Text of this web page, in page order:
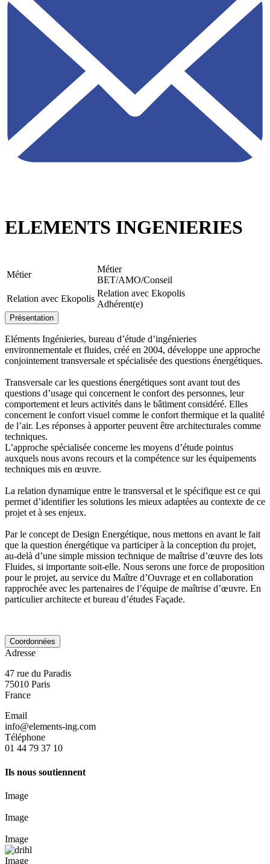
ELEMENTS INGENIERIES
Métier
Métier
BET/AMO/Conseil
Relation avec Ekopolis
Relation avec Ekopolis
Adhérent(e)
Présentation
Eléments Ingénieries, bureau d’étude d’ingénieries
environnementale et fluides, créé en 2004, développe une approche
conjointement transversale et spécialisée des questions énergétiques.
Transversale car les questions énergétiques sont avant tout des
questions d’usage qui concernent le confort des personnes, leur
comportement et leurs activités dans le bâtiment considéré. Elles
concernent le confort visuel comme le confort thermique et la qualité
de l’air. Les réponses à apporter peuvent être architecturales comme
techniques.
L’approche spécialisée concerne les moyens d’étude pointus
auxquels nous avons recours et la compétence sur les équipements
techniques mis en œuvre.
La relation dynamique entre le transversal et le spécifique est ce qui
permet d’identifier les solutions les mieux adaptées au contexte de ce
projet et à ses enjeux.
Par le concept de Design Energétique, nous mettons en avant le fait
que la question énergétique va participer à la conception du projet,
au-delà d’une simple mission technique de maîtrise d’œuvre des lots
Fluides, si importante soit-elle. Nous serons une force de proposition
pour le projet, au service du Maître d’Ouvrage et en collaboration
rapprochée avec les partenaires de l’équipe de maîtrise d’œuvre. En
particulier architecte et bureau d’études Façade.
Coordonnées
Adresse
47 rue du Paradis
75010 Paris
France
Email
info@elements-ing.com
Téléphone
01 44 79 37 10
Ils nous soutiennent
Image
Image
Image
Image